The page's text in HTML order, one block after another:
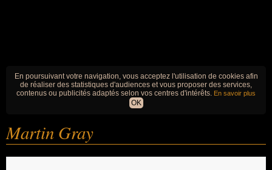
En poursuivant votre navigation, vous acceptez l'utilisation de cookies afin
de réaliser des statistiques d'audiences et vous proposer des services,
contenus ou publicités adaptés selon vos centres d'intérêts. En savoir plus
OK
Martin Gray